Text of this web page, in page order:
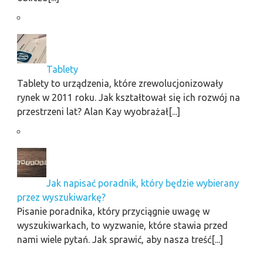
Tablety
Tablety to urządzenia, które zrewolucjonizowały
rynek w 2011 roku. Jak kształtował się ich rozwój na
przestrzeni lat? Alan Kay wyobrażał[...]
Jak napisać poradnik, który będzie wybierany
przez wyszukiwarkę?
Pisanie poradnika, który przyciągnie uwagę w
wyszukiwarkach, to wyzwanie, które stawia przed
nami wiele pytań. Jak sprawić, aby nasza treść[...]